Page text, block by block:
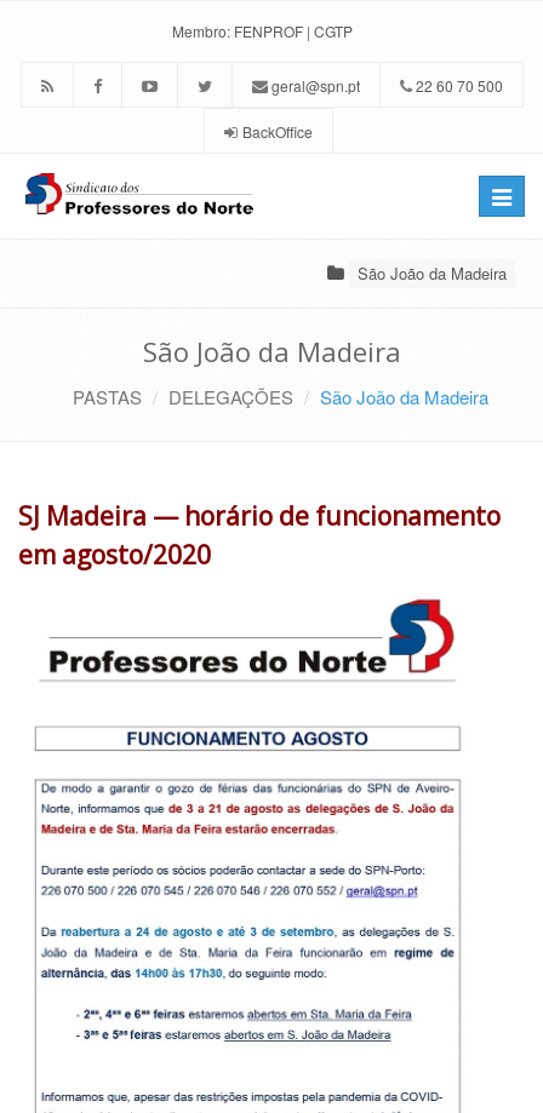
Membro: FENPROF | CGTP
geral@spn.pt 22 60 70 500
BackOffice
Toggle
São João da Madeira
São João da Madeira
PASTAS DELEGAÇÕES São João da Madeira
SJ Madeira — horário de funcionamento
em agosto/2020